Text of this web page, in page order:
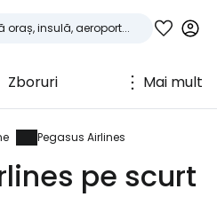
Zboruri Mai mult
Pegasus Airlines
pe scurt
vă la
a călătorilor